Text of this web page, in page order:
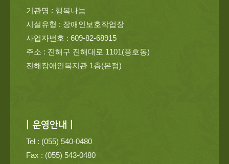
기관명 : 행복나눔
시설유형 : 장애인보호작업장
사업자번호 : 609-82-68915
주소 : 진해구 진해대로 1101(풍호동)
진해장애인복지관 1층(본점)
| 운영안내 |
Tel : (055) 540-0480
Fax : (055) 543-0480